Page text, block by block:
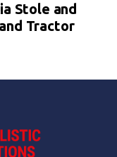
Stole and
Tractor